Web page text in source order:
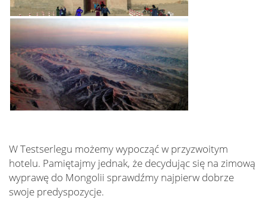
W Testserlegu możemy wypocząć w przyzwoitym
hotelu. Pamiętajmy jednak, że decydując się na zimową
wyprawę do Mongolii sprawdźmy najpierw dobrze
swoje predyspozycje.